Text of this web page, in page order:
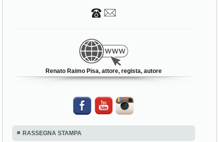
Renato Raimo Pisa, attore, regista, autore
RASSEGNA STAMPA